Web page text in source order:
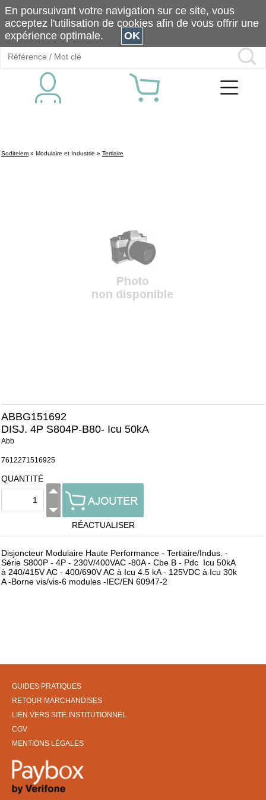
Soditelem » Modulaire et Industrie » Tertiaire
ABBG151692
DISJ. 4P S804P-B80- Icu 50kA
Abb
7612271516925
QUANTITÉ
RÉACTUALISER
Disjoncteur Modulaire Haute Performance - Tertiaire/Indus. -
Série S800P - 4P - 230V/400VAC -80A - Cbe B - Pdc Icu 50kA
à 240/415V AC - 400/690V AC à Icu 4.5 kA - 125VDC à Icu 30k
A -Borne vis/vis-6 modules -IEC/EN 60947-2
GUIDES PRATIQUES
RETOUR MARCHANDISES
LIEN VERS SITE INSTITUTIONNEL
CGV
MENTIONS LÉGALES
En poursuivant votre navigation sur ce site, vous
acceptez l'utilisation de cookies afin de vous offrir une
expérience optimale.
OK